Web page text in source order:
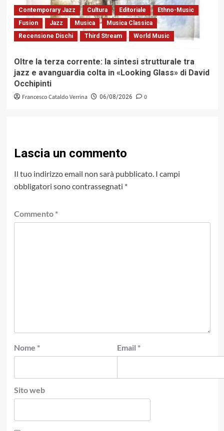
Contemporary Jazz Cultura Editoriale
Ethno-Music
Fusion
Jazz Musica
Musica Classica
Recensione Dischi
Third Stream World Music
Oltre la terza corrente: la sintesi strutturale tra
jazz e avanguardia colta in «Looking Glass» di David
Occhipinti
Francesco Cataldo Verrina 06/08/2026 0
Lascia un commento
Il tuo indirizzo email non sarà pubblicato. I campi
obbligatori sono contrassegnati *
Commento *
Nome * Email *
Sito web